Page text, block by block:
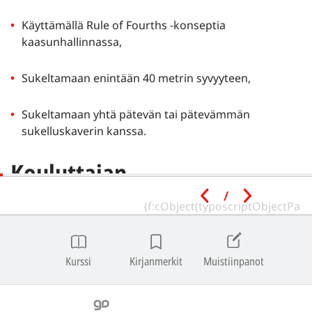
Käyttämällä Rule of Fourths -konseptia
kaasunhallinnassa,
Sukeltamaan enintään 40 metrin syvyyteen,
Sukeltamaan yhtä pätevän tai pätevämmän
sukelluskaverin kanssa.
Kouluttajan
vähimmäisluokitus
Aktiivinen Cave Diving Instructor voi johtaa Cave Diving
Laitteiden kokoonpanot
He voivat käyttää Twinset Total Diving Systemiä SSI
/
Kurssi Kirjanmerkit Muistiinpanot